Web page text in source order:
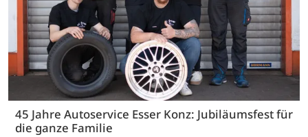
45 Jahre Autoservice Esser Konz: Jubiläumsfest für
die ganze Familie